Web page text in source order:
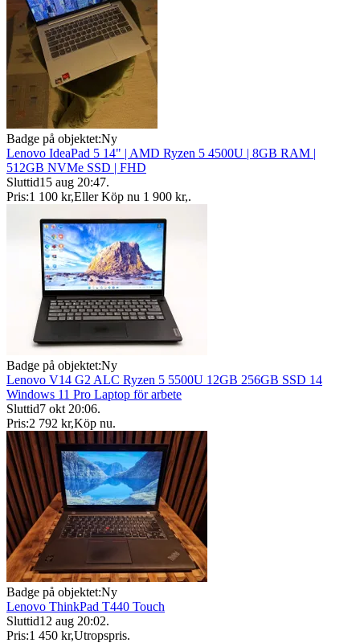
Badge på objektet:Ny
Lenovo IdeaPad 5 14" | AMD Ryzen 5 4500U | 8GB RAM |
512GB NVMe SSD | FHD
Sluttid15 aug 20:47.
Pris:1 100 kr,Eller Köp nu 1 900 kr,.
Badge på objektet:Ny
Lenovo V14 G2 ALC Ryzen 5 5500U 12GB 256GB SSD 14
Windows 11 Pro Laptop för arbete
Sluttid7 okt 20:06.
Pris:2 792 kr,Köp nu.
Badge på objektet:Ny
Lenovo ThinkPad T440 Touch
Sluttid12 aug 20:02.
Pris:1 450 kr,Utropspris.